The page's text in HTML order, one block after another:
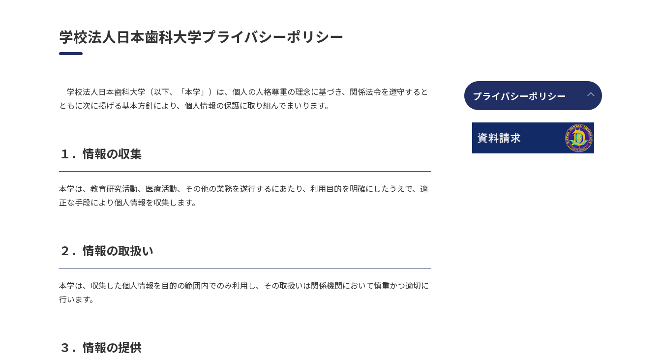
学校法人日本歯科大学プライバシーポリシー
学校法人日本歯科大学（以下、「本学」）は、個人の人格尊重の理念に基づき、関係法令を遵守すると
ともに次に掲げる基本方針により、個人情報の保護に取り組んでまいります。
１．情報の収集
本学は、教育研究活動、医療活動、その他の業務を遂行するにあたり、利用目的を明確にしたうえで、適
正な手段により個人情報を収集します。
２．情報の取扱い
本学は、収集した個人情報を目的の範囲内でのみ利用し、その取扱いは関係機関において慎重かつ適切に
行います。
３．情報の提供
プライバシーポリシー